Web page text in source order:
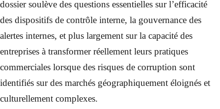
dossier soulève des questions essentielles sur l’efficacité
des dispositifs de contrôle interne, la gouvernance des
alertes internes, et plus largement sur la capacité des
entreprises à transformer réellement leurs pratiques
commerciales lorsque des risques de corruption sont
identifiés sur des marchés géographiquement éloignés et
culturellement complexes.